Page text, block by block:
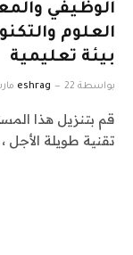
الوظيفي
العلوم
بيئة تعليمية
بواسطة eshrag 22 مارس، 2023
قم بتنزيل هذا
تقنية طويلة